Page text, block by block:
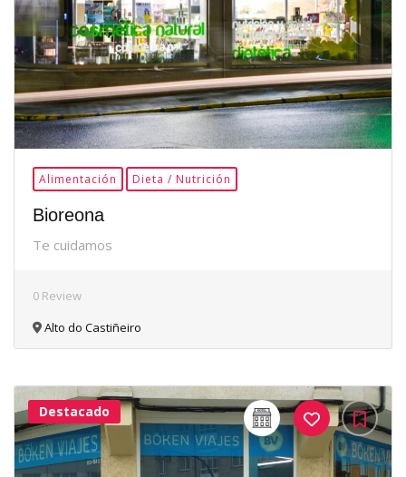
Alimentación Dieta / Nutrición
Bioreona
Te cuidamos
0 Review
Alto do Castiñeiro
32Me
Gusta
Destacado